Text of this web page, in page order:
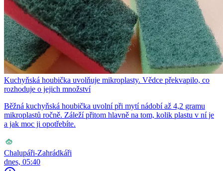
Kuchyňská houbička uvolňuje mikroplasty. Vědce překvapilo, co
rozhoduje o jejich množství
Běžná kuchyňská houbička uvolní při mytí nádobí až 4,2 gramu
mikroplastů ročně. Záleží přitom hlavně na tom, kolik plastu v ní je
a jak moc ji opotřebíte.
Chalupáři-Zahrádkáři
dnes, 05:40